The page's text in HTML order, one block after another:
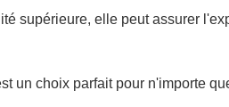
supérieure, elle peut assurer
un choix parfait pour n'importe